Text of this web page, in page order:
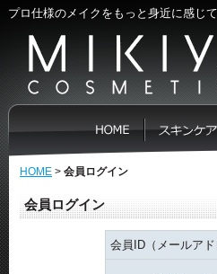
プロ仕様のメイクをもっと身近に感じ
HOME > 会員ログイン
会員ログイン
会員ID（メールアド